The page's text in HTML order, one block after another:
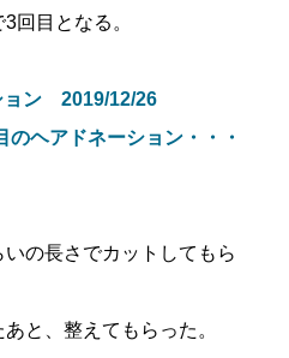
回目となる。
ョン 2019/12/26
ヘアドネーション・・・
の長さでカットしてもら
と、整えてもらった。